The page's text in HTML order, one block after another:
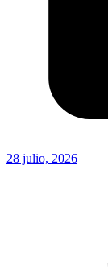
28 julio, 2026